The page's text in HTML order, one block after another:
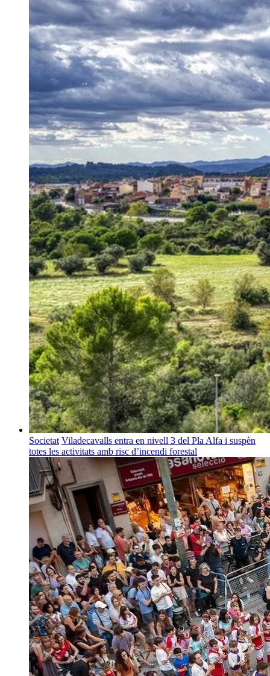
Societat Viladecavalls entra en nivell 3 del Pla Alfa i suspèn
totes les activitats amb risc d’incendi forestal